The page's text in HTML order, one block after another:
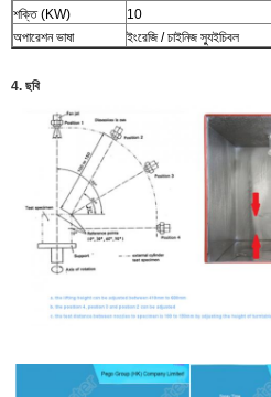
শক্তি (KW)
10
অপারেশন ভাষা
ইংরেজি / চাইনিজ স্যুইচিবল
4. ছবি